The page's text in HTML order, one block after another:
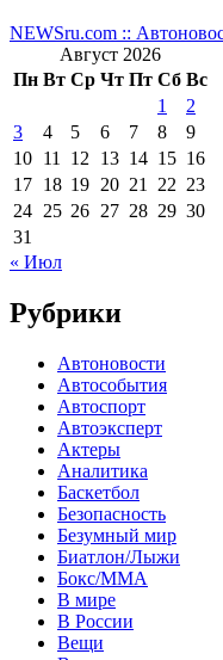
NEWSru.com ::
Август 2026
Пн Вт Ср Чт Пт Сб Вс
1
2
3
4 5 6 7 8
9
10 11 12 13 14 15 16
17 18 19 20 21 22 23
24 25 26 27 28 29 30
31
« Июл
Рубрики
Автоновости
Автособытия
Автоспорт
Автоэксперт
Актеры
Аналитика
Баскетбол
Безопасность
Безумный мир
Биатлон/Лыжи
Бокс/MMA
В мире
В России
Вещи